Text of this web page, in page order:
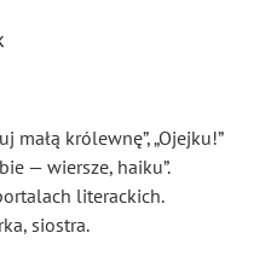
małą królewnę”, „Ojejku!”
— wiersze, haiku”.
literackich.
siostra.